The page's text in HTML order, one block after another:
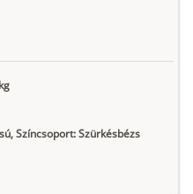
Színcsoport: Szürkésbézs